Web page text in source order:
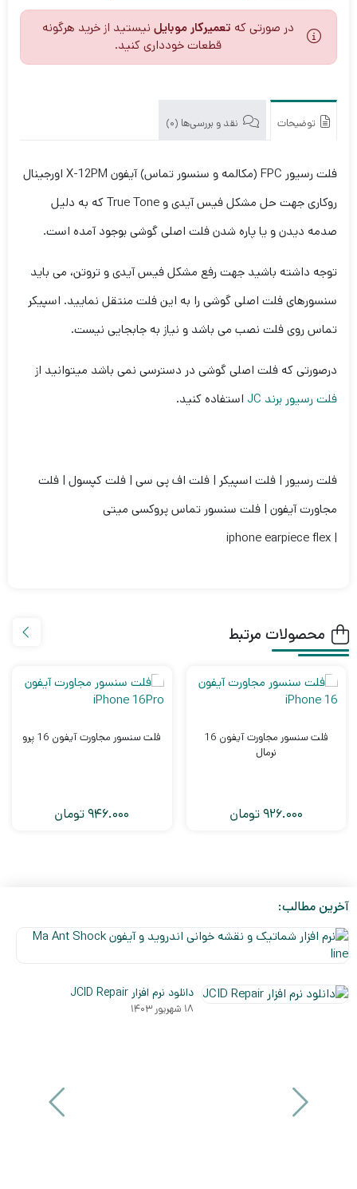
رسیور
FPC
و
تماس)
X-
اورجینال
روکاری
در صورتی که تعمیرکار موبایل نیستید از خرید هرگونه
قطعات خودداری کنید.
توضیحات نقد و بررسی‌ها (0)
فلت رسیور FPC (مکالمه و سنسور تماس) آیفون X-12PM اورجینال
روکاری جهت حل مشکل فیس آیدی و True Tone که به دلیل
صدمه دیدن و یا پاره شدن فلت اصلی گوشی بوجود آمده است.
توجه داشته باشید جهت رفع مشکل فیس آیدی و تروتن، می باید
سنسورهای فلت اصلی گوشی را به این فلت منتقل نمایید. اسپیکر
تماس روی فلت نصب می باشد و نیاز به جابجایی نیست.
درصورتی که فلت اصلی گوشی در دسترسی نمی باشد میتوانید از
فلت رسیور برند JC
استفاده کنید.
فلت رسیور | فلت اسپیکر | فلت اف پی سی | فلت کپسول | فلت
مجاورت آیفون | فلت سنسور تماس پروکسی میتی
| iphone earpiece flex
محصولات مرتبط
فلت سنسور مجاورت آیفون 16
نرمال
926.000تومان
فلت سنسور مجاورت آیفون 16 پرو
946.000تومان
آخرین مطالب:
دانلود نرم افزار JCID Repair
۱۸ شهریور ۱۴۰۳